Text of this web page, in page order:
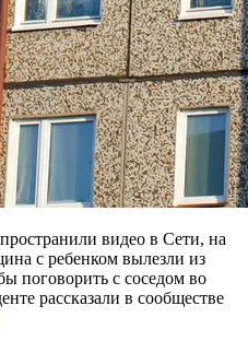
видео в Сети, на
с ребенком вылезли из
поговорить с соседом во
рассказали в сообществе